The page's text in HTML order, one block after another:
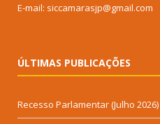
E-mail: siccamarasjp@gmail.com
ÚLTIMAS PUBLICAÇÕES
Recesso Parlamentar (Julho 2026)